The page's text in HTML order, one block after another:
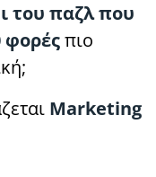
του παζλ που
φορέςπιο
Marketing